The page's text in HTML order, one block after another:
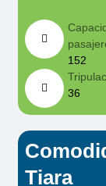
152
36
Tiara